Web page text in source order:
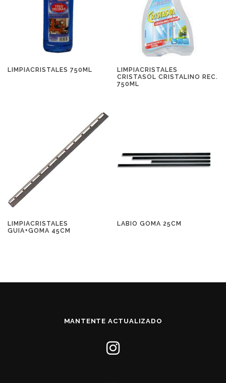
LIMPIACRISTALES 750ML
LIMPIACRISTALES
CRISTASOL CRISTALINO REC.
750ML
LIMPIACRISTALES
GUIA+GOMA 45CM
LABIO GOMA 25CM
MANTENTE ACTUALIZADO